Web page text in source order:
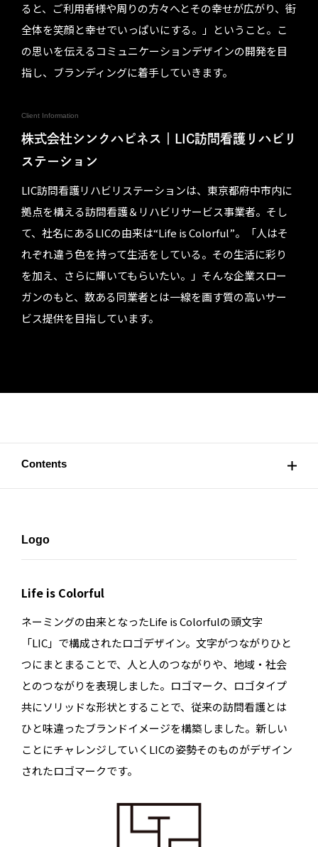
ると、ご利用者様や周りの方々へとその幸せが広がり、街
全体を笑顔と幸せでいっぱいにする。」ということ。こ
の思いを伝えるコミュニケーションデザインの開発を目
指し、ブランディングに着手していきます。
Client Information
株式会社シンクハピネス｜LIC訪問看護リハビリ
ステーション
LIC訪問看護リハビリステーションは、東京都府中市内に
拠点を構える訪問看護＆リハビリサービス事業者。そし
て、社名にあるLICの由来は“Life is Colorful”。「人はそ
れぞれ違う色を持って生活をしている。その生活に彩り
を加え、さらに輝いてもらいたい。」そんな企業スロー
ガンのもと、数ある同業者とは一線を画す質の高いサー
ビス提供を目指しています。
Contents
Logo
Life is Colorful
ネーミングの由来となったLife is Colorfulの頭文字
「LIC」で構成されたロゴデザイン。文字がつながりひと
つにまとまることで、人と人のつながりや、地域・社会
とのつながりを表現しました。ロゴマーク、ロゴタイプ
共にソリッドな形状とすることで、従来の訪問看護とは
ひと味違ったブランドイメージを構築しました。新しい
ことにチャレンジしていくLICの姿勢そのものがデザイン
されたロゴマークです。